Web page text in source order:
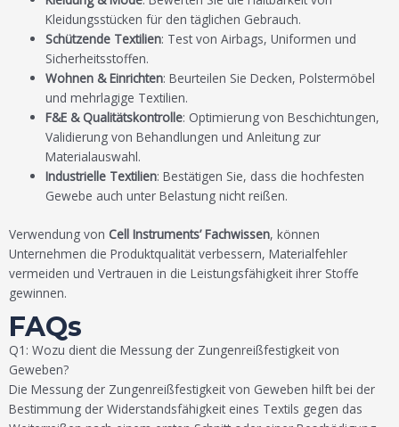
Kleidungsstücken für den täglichen Gebrauch.
Schützende Textilien: Test von Airbags, Uniformen und
Sicherheitsstoffen.
Wohnen & Einrichten: Beurteilen Sie Decken, Polstermöbel
und mehrlagige Textilien.
F&E & Qualitätskontrolle: Optimierung von Beschichtungen,
Validierung von Behandlungen und Anleitung zur
Materialauswahl.
Industrielle Textilien: Bestätigen Sie, dass die hochfesten
Gewebe auch unter Belastung nicht reißen.
Verwendung von Cell Instruments’ Fachwissen, können
Unternehmen die Produktqualität verbessern, Materialfehler
vermeiden und Vertrauen in die Leistungsfähigkeit ihrer Stoffe
gewinnen.
FAQs
Q1: Wozu dient die Messung der Zungenreißfestigkeit von
Geweben?
Die Messung der Zungenreißfestigkeit von Geweben hilft bei der
Bestimmung der Widerstandsfähigkeit eines Textils gegen das